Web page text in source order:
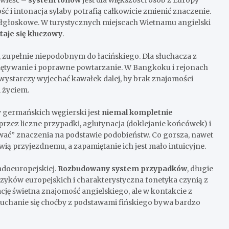
i intonacja sylaby potrafią całkowicie zmienić znaczenie.
W turystycznych miejscach Wietnamu angielski
się kluczowy.
niepodobnym do łacińskiego. Dla słuchacza z
i poprawne powtarzanie. W Bangkoku i rejonach
wyjechać kawałek dalej, by brak znajomości
germańskich węgierski jest niemal kompletnie
liczne przypadki, aglutynacja (doklejanie końcówek) i
znaczenia na podstawie podobieństw. Co gorsza, nawet
przyjezdnemu, a zapamiętanie ich jest mało intuicyjne.
Rozbudowany system przypadków, długie
europejskich i charakterystyczna fonetyka czynią z
świetna znajomość angielskiego, ale w kontakcie z
się choćby z podstawami fińskiego bywa bardzo